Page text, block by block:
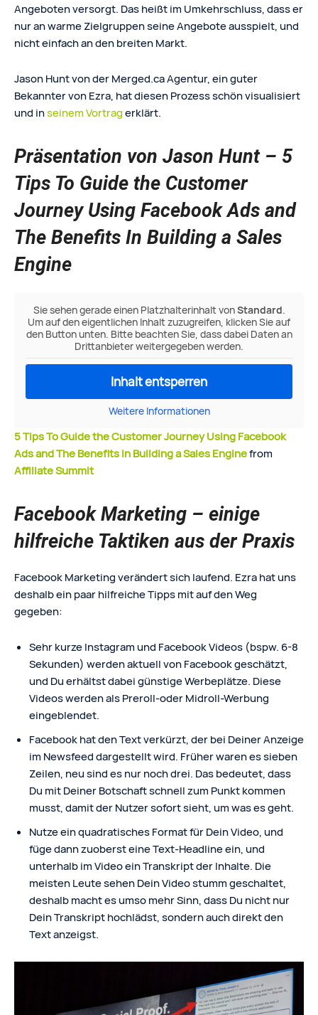
Angeboten versorgt. Das heißt im Umkehrschluss, dass er
nur an warme Zielgruppen seine Angebote ausspielt, und
nicht einfach an den breiten Markt.
Jason Hunt von der Merged.ca Agentur, ein guter
Bekannter von Ezra, hat diesen Prozess schön visualisiert
und inseinem Vortragerklärt.
Präsentation von Jason Hunt – 5
Tips To Guide the Customer
Journey Using Facebook Ads and
The Benefits In Building a Sales
Engine
Sie sehen gerade einen Platzhalterinhalt vonStandard.
Um auf den eigentlichen Inhalt zuzugreifen, klicken Sie auf
den Button unten. Bitte beachten Sie, dass dabei Daten an
Drittanbieter weitergegeben werden.
Inhalt entsperren
Weitere Informationen
5 Tips To Guide the Customer Journey Using Facebook
Ads and The Benefits In Building a Sales Enginefrom
Affiliate Summit
Facebook Marketing – einige
hilfreiche Taktiken aus der Praxis
Facebook Marketing verändert sich laufend. Ezra hat uns
deshalb ein paar hilfreiche Tipps mit auf den Weg
gegeben:
Sehr kurze Instagram und Facebook Videos (bspw. 6-8
Sekunden) werden aktuell von Facebook geschätzt,
und Du erhältst dabei günstige Werbeplätze. Diese
Videos werden als Preroll-oder Midroll-Werbung
eingeblendet.
Facebook hat den Text verkürzt, der bei Deiner Anzeige
im Newsfeed dargestellt wird. Früher waren es sieben
Zeilen, neu sind es nur noch drei. Das bedeutet, dass
Du mit Deiner Botschaft schnell zum Punkt kommen
musst, damit der Nutzer sofort sieht, um was es geht.
Nutze ein quadratisches Format für Dein Video, und
füge dann zuoberst eine Text-Headline ein, und
unterhalb im Video ein Transkript der Inhalte. Die
meisten Leute sehen Dein Video stumm geschaltet,
deshalb macht es umso mehr Sinn, dass Du nicht nur
Dein Transkript hochlädst, sondern auch direkt den
Text anzeigst.